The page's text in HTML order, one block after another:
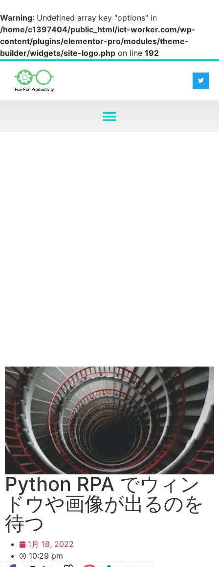
Warning: Undefined array key "options" in
/home/c1397404/public_html/ict-worker.com/wp-
content/plugins/elementor-pro/modules/theme-
builder/widgets/site-logo.php on line 192
Python RPA でウィン
ドウや画像が出るのを
待つ
1月 18, 2022
10:29 pm